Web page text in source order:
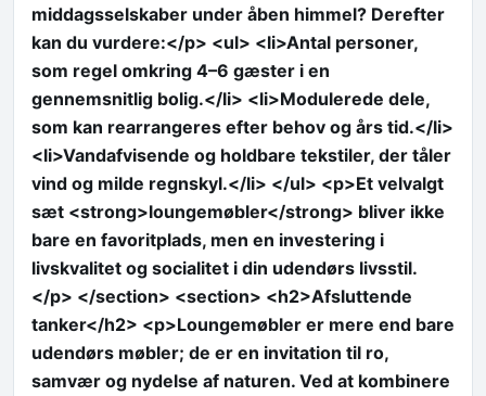
middagsselskaber under åben himmel? Derefter
kan du vurdere:</p> <ul> <li>Antal personer,
som regel omkring 4–6 gæster i en
gennemsnitlig bolig.</li> <li>Modulerede dele,
som kan rearrangeres efter behov og års tid.</li>
<li>Vandafvisende og holdbare tekstiler, der tåler
vind og milde regnskyl.</li> </ul> <p>Et velvalgt
sæt <strong>loungemøbler</strong> bliver ikke
bare en favoritplads, men en investering i
livskvalitet og socialitet i din udendørs livsstil.
</p> </section> <section> <h2>Afsluttende
tanker</h2> <p>Loungemøbler er mere end bare
udendørs møbler; de er en invitation til ro,
samvær og nydelse af naturen. Ved at kombinere